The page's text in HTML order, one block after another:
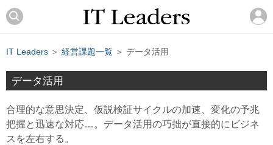
IT Leaders ＞ 経営課題一覧 ＞ データ活用
データ活用
合理的な意思決定、仮説検証サイクルの加速、変化の予兆
把握と迅速な対応…。データ活用の巧拙が直接的にビジネ
スを左右する。